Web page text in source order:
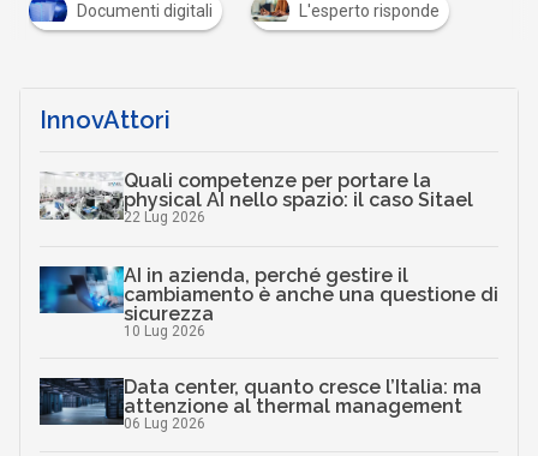
Documenti digitali L'esperto risponde
InnovAttori
Quali competenze per portare la
physical AI nello spazio: il caso Sitael
22 Lug 2026
AI in azienda, perché gestire il
cambiamento è anche una questione di
sicurezza
10 Lug 2026
Data center, quanto cresce l’Italia: ma
attenzione al thermal management
06 Lug 2026